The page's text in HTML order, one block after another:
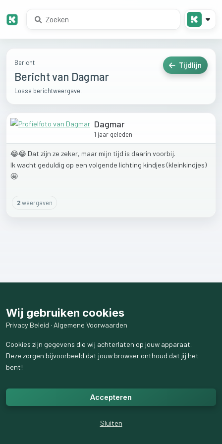
Bericht
Bericht van Dagmar
Losse berichtweergave.
Tijdlijn
Dagmar
1 jaar geleden
😂😂 Dat zijn ze zeker, maar mijn tijd is daarin voorbij.
Ik wacht geduldig op een volgende lichting kindjes (kleinkindjes)
🤩
2weergaven
Wij gebruiken cookies
Privacy Beleid · Algemene Voorwaarden
Cookies zijn gegevens die wij achterlaten op jouw apparaat.
Deze zorgen bijvoorbeeld dat jouw browser onthoud dat jij het
bent!
Accepteren
Sluiten